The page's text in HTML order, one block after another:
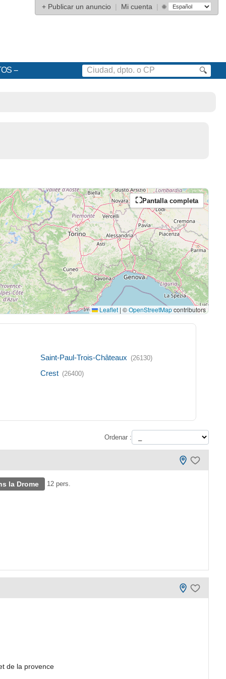
+ Publicar un anuncio | Mi cuenta | 🌐
🔍
Pantalla completa
Leaflet | ©OpenStreetMapcontributors
Saint-Paul-Trois-Châteaux (26130)
Crest (26400)
Ordenar :
la Drome 12 pers.
de la provence